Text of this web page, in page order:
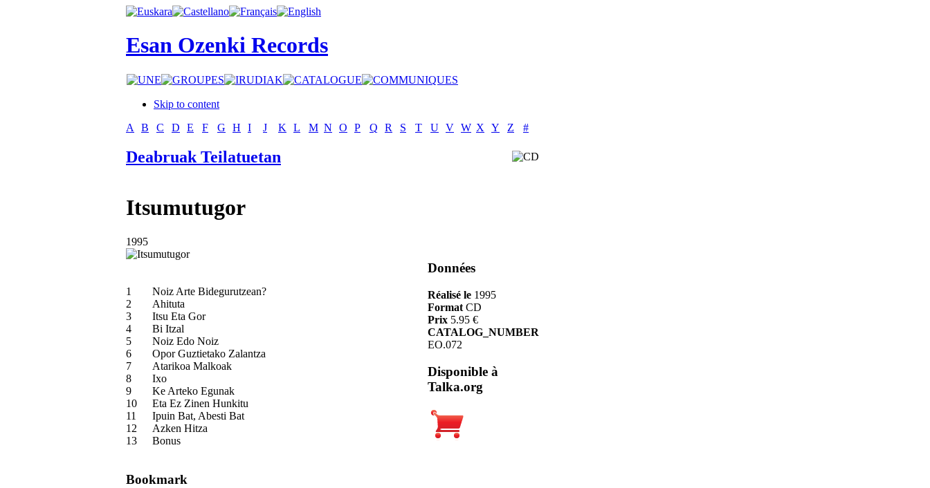
Esan Ozenki Records
Skip to content
A
B C D E F G H I J K L M N O P Q R S T U V W X Y Z #
Deabruak Teilatuetan
Itsumutugor
1995
1
Noiz Arte Bidegurutzean?
2
Ahituta
3
Itsu Eta Gor
4
Bi Itzal
5
Noiz Edo Noiz
6
Opor Guztietako Zalantza
7
Atarikoa Malkoak
8
Ixo
9
Ke Arteko Egunak
10
Eta Ez Zinen Hunkitu
11
Ipuin Bat, Abesti Bat
12
Azken Hitza
13
Bonus
Bookmark
Données
Réalisé le 1995
Format CD
Prix 5.95 €
CATALOG_NUMBER
EO.072
Disponible à
Talka.org